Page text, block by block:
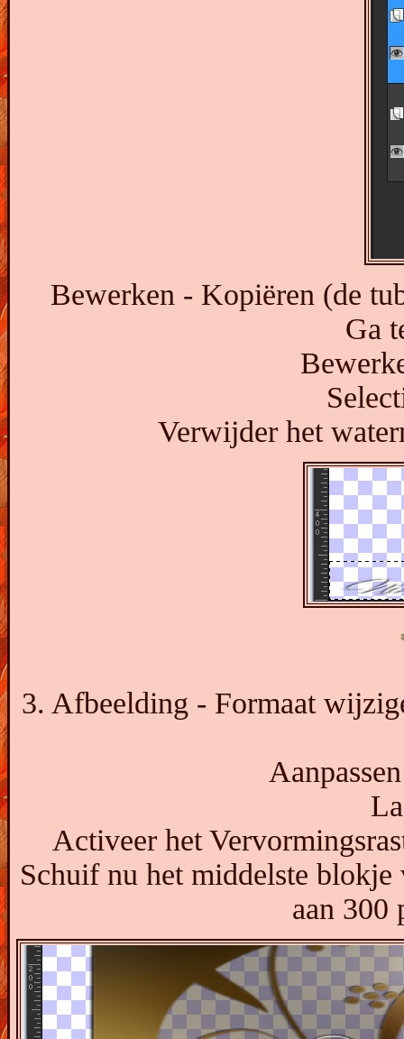
Bewerken - Kopiëren (de
Ga
Verwijder het
3. Afbeelding - Formaat
Activeer het
Schuif nu het middelste blokje
aan 300